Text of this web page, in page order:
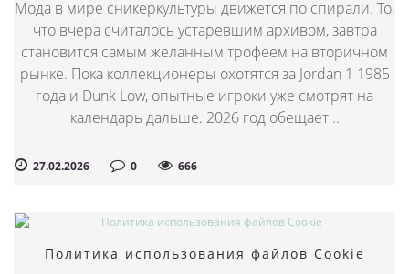
Мода в мире сникеркультуры движется по спирали. То,
что вчера считалось устаревшим архивом, завтра
становится самым желанным трофеем на вторичном
рынке. Пока коллекционеры охотятся за Jordan 1 1985
года и Dunk Low, опытные игроки уже смотрят на
календарь дальше. 2026 год обещает ..
27.02.2026 0 666
Политика использования файлов Cookie